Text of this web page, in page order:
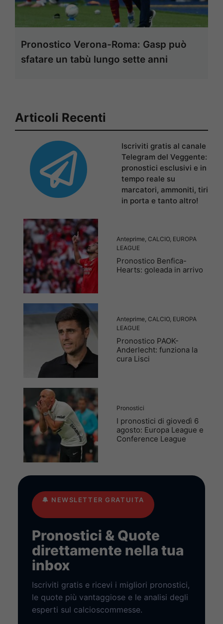
Pronostico Verona-Roma: Gasp può
sfatare un tabù lungo sette anni
Articoli Recenti
Iscriviti gratis al canale
Telegram del Veggente:
pronostici esclusivi e in
tempo reale su
marcatori, ammoniti, tiri
in porta e tanto altro!
Anteprime, CALCIO, EUROPA
LEAGUE
Pronostico Benfica-
Hearts: goleada in arrivo
Anteprime, CALCIO, EUROPA
LEAGUE
Pronostico PAOK-
Anderlecht: funziona la
cura Lisci
Pronostici
I pronostici di giovedì 6
agosto: Europa League e
Conference League
🔔 NEWSLETTER GRATUITA
Pronostici & Quote
direttamente nella tua
inbox
Iscriviti gratis e ricevi i migliori pronostici,
le quote più vantaggiose e le analisi degli
esperti sul calcioscommesse.